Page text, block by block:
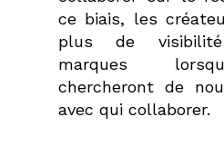
ce biais, les
plus de
marques
chercheront de
avec qui collaborer.